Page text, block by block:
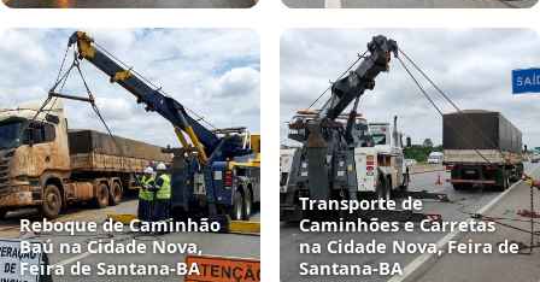
Reboque de Caminhão
Baú na Cidade Nova,
Feira de Santana‑BA
Transporte de
Caminhões e Carretas
na Cidade Nova, Feira de
Santana‑BA